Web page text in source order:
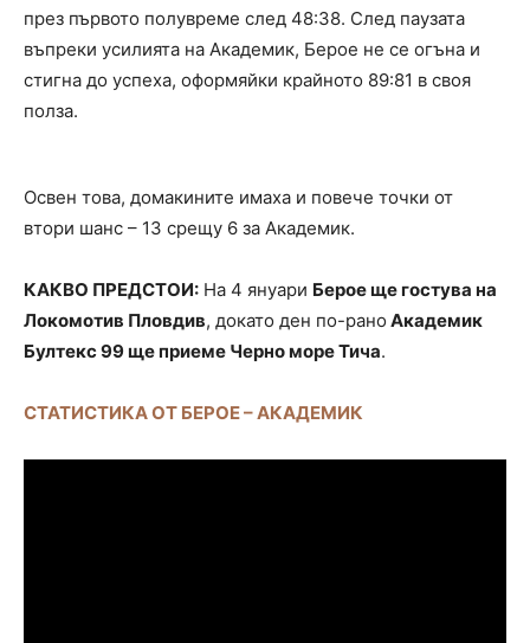
през първото полувреме след 48:38. След паузата
въпреки усилията на Академик, Берое не се огъна и
стигна до успеха, оформяйки крайното 89:81 в своя
полза.
Освен това, домакините имаха и повече точки от
втори шанс – 13 срещу 6 за Академик.
КАКВО ПРЕДСТОИ: На 4 януари Берое ще гостува на
Локомотив Пловдив, докато ден по-рано Академик
Бултекс 99 ще приеме Черно море Тича.
СТАТИСТИКА ОТ БЕРОЕ – АКАДЕМИК